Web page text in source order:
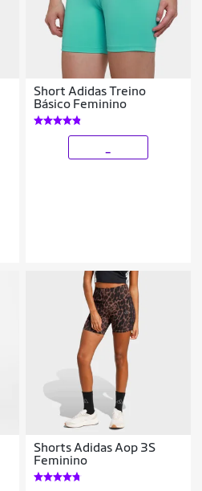
Short Adidas Treino
Básico Feminino
Shorts Adidas Aop 3S
Feminino